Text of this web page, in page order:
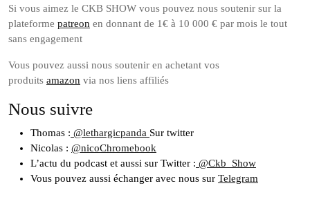
Si vous aimez le CKB SHOW vous pouvez nous soutenir sur la
plateforme patreon en donnant de 1€ à 10 000 € par mois le tout
sans engagement
Vous pouvez aussi nous soutenir en achetant vos
produits amazon via nos liens affiliés
Nous suivre
Thomas : @lethargicpanda Sur twitter
Nicolas : @nicoChromebook
L’actu du podcast et aussi sur Twitter : @Ckb_Show
Vous pouvez aussi échanger avec nous sur Telegram